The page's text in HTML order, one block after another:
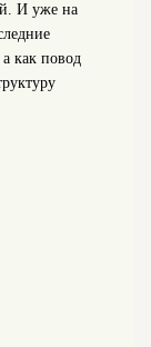
И уже на
как повод